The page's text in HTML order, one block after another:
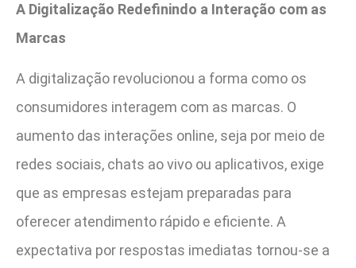
A Digitalização Redefinindo a Interação com as
Marcas
A digitalização revolucionou a forma como os
consumidores interagem com as marcas. O
aumento das interações online, seja por meio de
redes sociais, chats ao vivo ou aplicativos, exige
que as empresas estejam preparadas para
oferecer atendimento rápido e eficiente. A
expectativa por respostas imediatas tornou-se a